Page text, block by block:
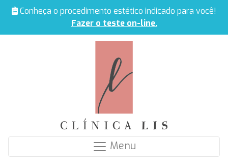
Conheça o procedimento estético indicado para você!
Fazer o teste on-line.
Menu